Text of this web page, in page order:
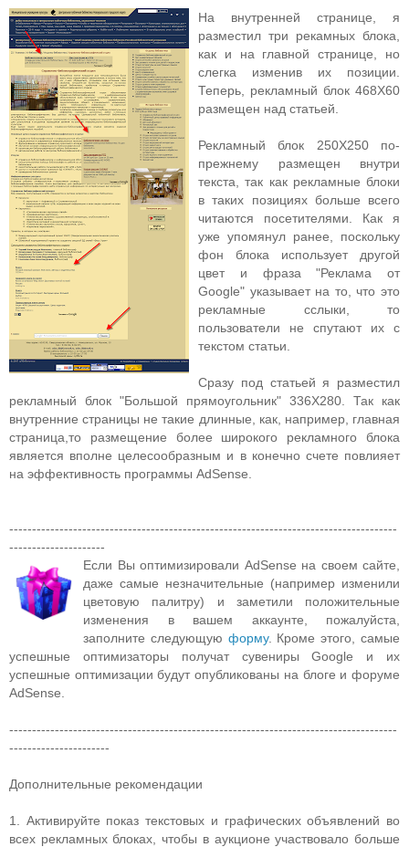
На внутренней странице, я
разместил три рекамных блока,
как и на главной странице, но
слегка изменив их позиции.
Теперь, рекламный блок 468Х60
размещен над статьей.
Рекламный блок 250Х250 по-
прежнему размещен внутри
текста, так как рекламные блоки
в таких позициях больше всего
читаются посетителями. Как я
уже упомянул ранее, поскольку
фон блока использует другой
цвет и фраза "Реклама от
Google" указывает на то, что это
рекламные сслыки, то
пользователи не спутают их с
текстом статьи.
Сразу под статьей я разместил
рекламный блок "Большой прямоугольник" 336X280. Так как
внутренние страницы не такие длинные, как, например, главная
страница,то размещение более широкого рекламного блока
является вполне целесообразным и в конечно счете повлияет
на эффективность программы AdSense.
-------------------------------------------------------------------------------------
---------------------
Если Вы оптимизировали AdSense на своем сайте,
даже самые незначительные (например изменили
цветовую палитру) и заметили положительные
изменения в вашем аккаунте, пожалуйста,
заполните следующую форму. Кроме этого, самые
успешные оптимизаторы получат сувениры Google и их
успешные оптимизации будут опубликованы на блоге и форуме
AdSense.
-------------------------------------------------------------------------------------
----------------------
Дополнительные рекомендации
1. Активируйте показ текстовых и графических объявлений во
всех рекламных блоках, чтобы в аукционе участвовало больше